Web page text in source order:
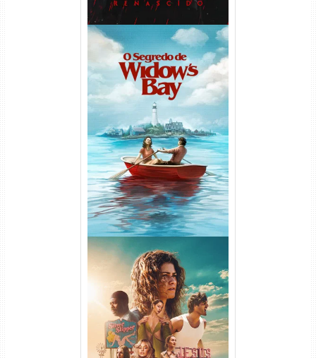
O Segredo de Widow’s Bay
1ª Temporada Torrent (2026)
WEB-DL 1080p Dual Áudio
Euphoria 3ª Temporada
Torrent (2026) WEB-DL 1080p
Dual Áudio